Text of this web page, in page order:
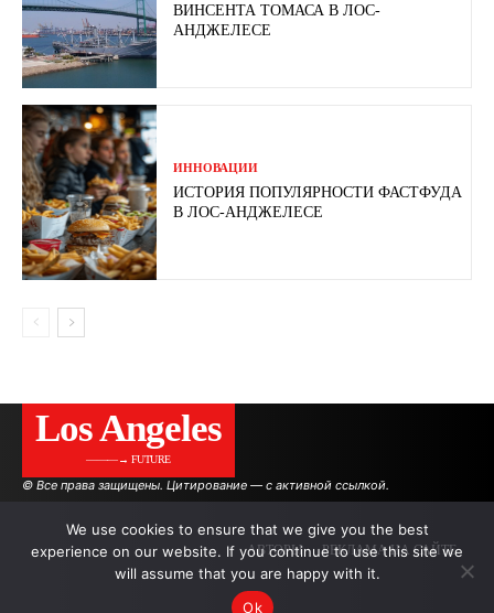
ВИНСЕНТА ТОМАСА В ЛОС-
АНДЖЕЛЕСЕ
ИННОВАЦИИ
ИСТОРИЯ ПОПУЛЯРНОСТИ ФАСТФУДА
В ЛОС-АНДЖЕЛЕСЕ
Los Angeles
———→ FUTURE
© Все права защищены. Цитирование — с активной ссылкой.
АВТОРЫ РЕКЛАМА НА САЙТЕ
We use cookies to ensure that we give you the best
experience on our website. If you continue to use this site we
will assume that you are happy with it.
Ok